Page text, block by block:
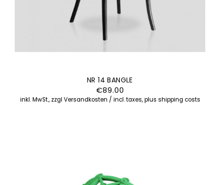
NR 14 BANGLE
€89.00
inkl. MwSt., zzgl Versandkosten / incl. taxes, plus shipping costs